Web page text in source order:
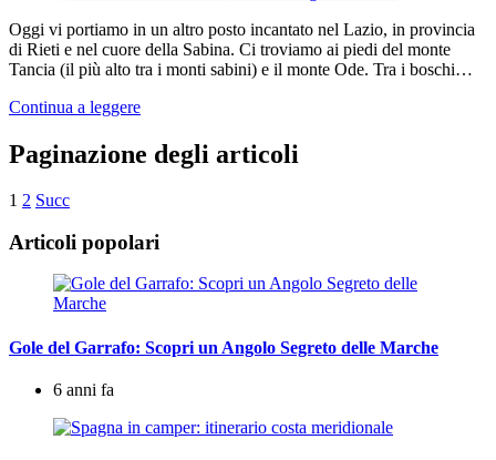
Oggi vi portiamo in un altro posto incantato nel Lazio, in provincia
di Rieti e nel cuore della Sabina. Ci troviamo ai piedi del monte
Tancia (il più alto tra i monti sabini) e il monte Ode. Tra i boschi…
Continua a leggere
Paginazione degli articoli
1 2 Succ
Articoli popolari
Gole del Garrafo: Scopri un Angolo Segreto delle Marche
6 anni fa